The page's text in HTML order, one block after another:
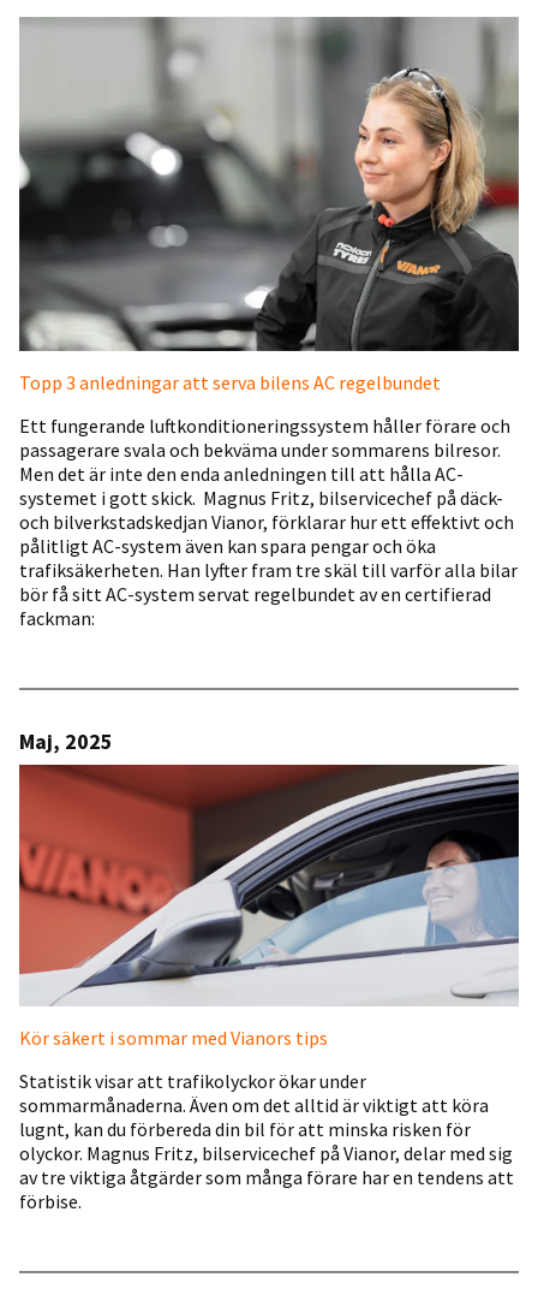
Topp 3 anledningar att serva bilens AC regelbundet
Ett fungerande luftkonditioneringssystem håller förare och
passagerare svala och bekväma under sommarens bilresor.
Men det är inte den enda anledningen till att hålla AC-
systemet i gott skick. Magnus Fritz, bilservicechef på däck-
och bilverkstadskedjan Vianor, förklarar hur ett effektivt och
pålitligt AC-system även kan spara pengar och öka
trafiksäkerheten. Han lyfter fram tre skäl till varför alla bilar
bör få sitt AC-system servat regelbundet av en certifierad
fackman:
Maj, 2025
Kör säkert i sommar med Vianors tips
Statistik visar att trafikolyckor ökar under
sommarmånaderna. Även om det alltid är viktigt att köra
lugnt, kan du förbereda din bil för att minska risken för
olyckor. Magnus Fritz, bilservicechef på Vianor, delar med sig
av tre viktiga åtgärder som många förare har en tendens att
förbise.